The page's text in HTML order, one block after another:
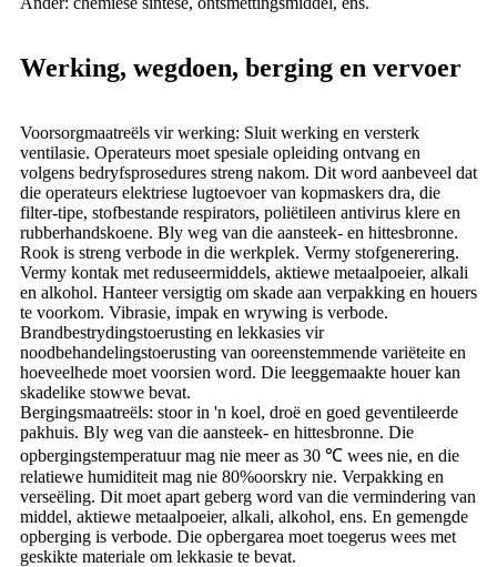
Werking, wegdoen, berging en vervoer
Voorsorgmaatreëls vir werking: Sluit werking en versterk
ventilasie. Operateurs moet spesiale opleiding ontvang en
volgens bedryfsprosedures streng nakom. Dit word aanbeveel dat
die operateurs elektriese lugtoevoer van kopmaskers dra, die
filter-tipe, stofbestande respirators, poliëtileen antivirus klere en
rubberhandskoene. Bly weg van die aansteek- en hittesbronne.
Rook is streng verbode in die werkplek. Vermy stofgenerering.
Vermy kontak met reduseermiddels, aktiewe metaalpoeier, alkali
en alkohol. Hanteer versigtig om skade aan verpakking en houers
te voorkom. Vibrasie, impak en wrywing is verbode.
Brandbestrydingstoerusting en lekkasies vir
noodbehandelingstoerusting van ooreenstemmende variëteite en
hoeveelhede moet voorsien word. Die leeggemaakte houer kan
skadelike stowwe bevat.
Bergingsmaatreëls: stoor in 'n koel, droë en goed geventileerde
pakhuis. Bly weg van die aansteek- en hittesbronne. Die
opbergingstemperatuur mag nie meer as 30 ℃ wees nie, en die
relatiewe humiditeit mag nie 80%oorskry nie. Verpakking en
verseëling. Dit moet apart geberg word van die vermindering van
middel, aktiewe metaalpoeier, alkali, alkohol, ens. En gemengde
opberging is verbode. Die opbergarea moet toegerus wees met
geskikte materiale om lekkasie te bevat.